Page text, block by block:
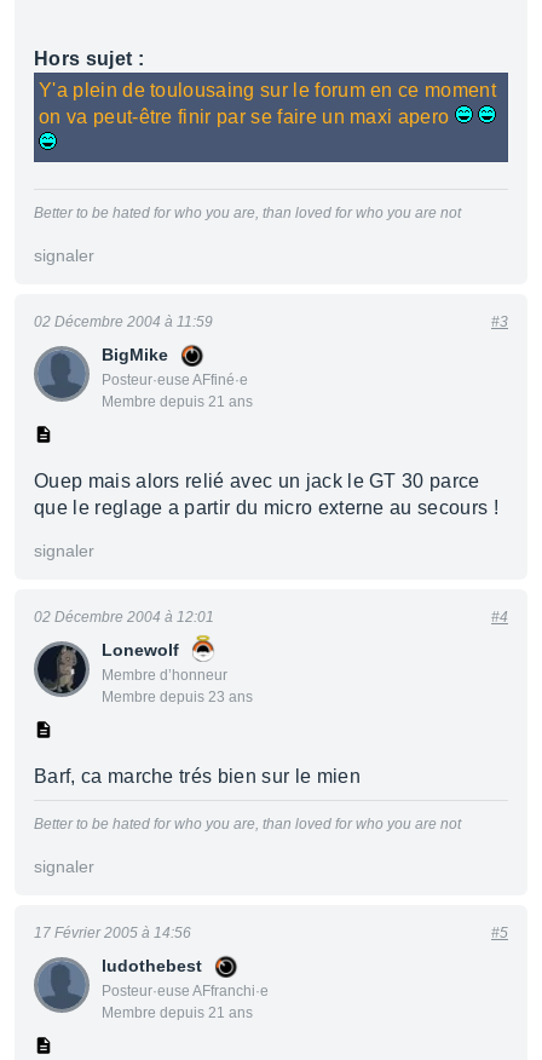
Hors sujet :
Y'a plein de toulousaing sur le forum en ce moment
on va peut-être finir par se faire un maxi apero
Better to be hated for who you are, than loved for who you are not
signaler
BigMike
Posteur·euse AFfiné·e
Membre depuis 21 ans
02 Décembre 2004 à 11:59 #3
Ouep mais alors relié avec un jack le GT 30 parce
que le reglage a partir du micro externe au secours !
signaler
Lonewolf
Membre d’honneur
Membre depuis 23 ans
02 Décembre 2004 à 12:01 #4
Barf, ca marche trés bien sur le mien
Better to be hated for who you are, than loved for who you are not
signaler
ludothebest
Posteur·euse AFfranchi·e
Membre depuis 21 ans
17 Février 2005 à 14:56 #5